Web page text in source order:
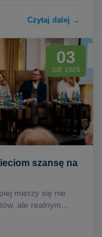
Czytaj dalej →
03
SIE 2026
szansę na
mierzy się nie
ale realnym...